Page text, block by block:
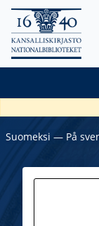
Suomeksi ― På